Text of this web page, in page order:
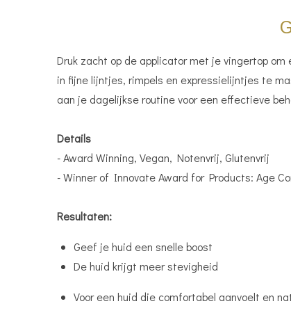
Druk zacht op de applicator met je vingertop
in fijne lijntjes, rimpels en expressielijntjes te
aan je dagelijkse routine voor een effectieve
Details
- Award Winning, Vegan, Notenvrij, Glutenvrij
- Winner of Innovate Award for Products: Age
Resultaten:
Geef je huid een snelle boost
De huid krijgt meer stevigheid
Voor een huid die comfortabel aanvoelt en